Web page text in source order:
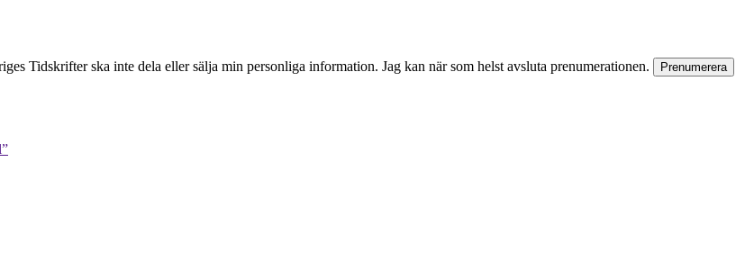
Tidskrifter ska inte dela eller sälja min personliga information. Jag kan när som helst avsluta prenumerationen.